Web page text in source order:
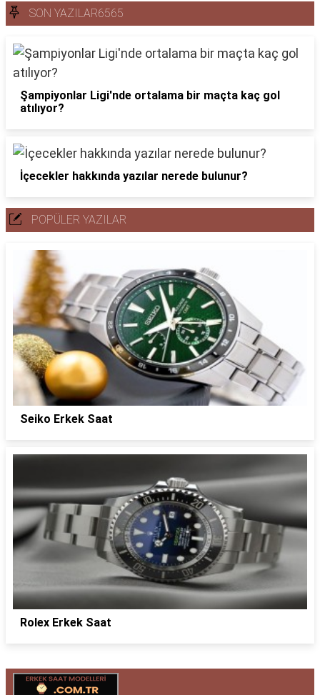
SON YAZILAR6565
Şampiyonlar Ligi'nde ortalama bir maçta kaç gol
atılıyor?
İçecekler hakkında yazılar nerede bulunur?
POPÜLER YAZILAR
Seiko Erkek Saat
Rolex Erkek Saat